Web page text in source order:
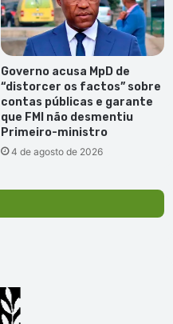
Governo acusa MpD de
“distorcer os factos” sobre
contas públicas e garante
que FMI não desmentiu
Primeiro-ministro
4 de agosto de 2026